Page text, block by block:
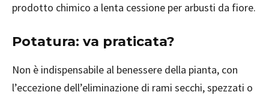
prodotto chimico a lenta cessione per arbusti da fiore.
Potatura: va praticata?
Non è indispensabile al benessere della pianta, con
l’eccezione dell’eliminazione di rami secchi, spezzati o